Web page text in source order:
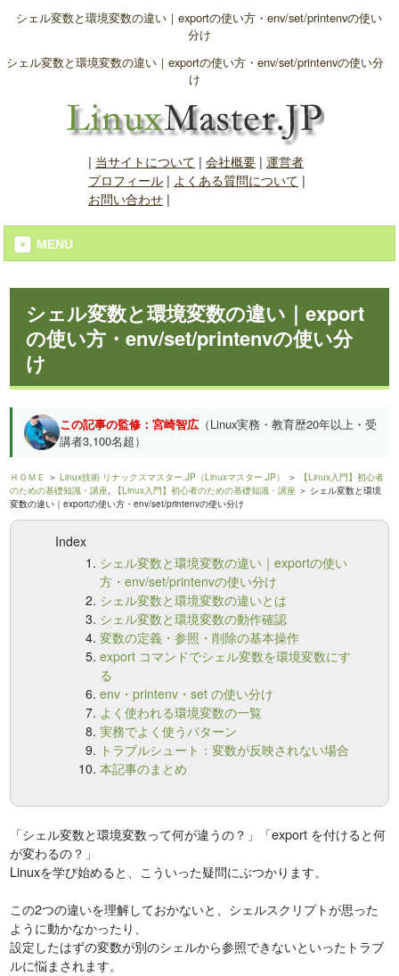
シェル変数と環境変数の違い｜exportの使い方・env/set/printenvの使い
分け
シェル変数と環境変数の違い｜exportの使い方・env/set/printenvの使い分
け
| 当サイトについて | 会社概要| 運営者
プロフィール| よくある質問について |
お問い合わせ|
MENU
シェル変数と環境変数の違い｜export
の使い方・env/set/printenvの使い分
け
この記事の監修：宮崎智広 （Linux実務・教育歴20年以上・受
講者3,100名超）
ＨＯＭＥ ＞Linux技術 リナックスマスター.JP（Linuxマスター.JP） ＞
【Linux入門】初心者
のための基礎知識・講座, 【Linux入門】初心者のための基礎知識・講座 ＞ シェル変数と環境
変数の違い｜exportの使い方・env/set/printenvの使い分け
Index
シェル変数と環境変数の違い｜exportの使い
方・env/set/printenvの使い分け
シェル変数と環境変数の違いとは
シェル変数と環境変数の動作確認
変数の定義・参照・削除の基本操作
export コマンドでシェル変数を環境変数にす
る
env・printenv・set の使い分け
よく使われる環境変数の一覧
実務でよく使うパターン
トラブルシュート：変数が反映されない場合
本記事のまとめ
「シェル変数と環境変数って何が違うの？」「export を付けると何
が変わるの？」
Linuxを学び始めると、こういった疑問にぶつかります。
この2つの違いを理解しておかないと、シェルスクリプトが思った
ように動かなかったり、
設定したはずの変数が別のシェルから参照できないといったトラブ
ルに悩まされます。